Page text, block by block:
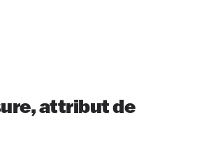
attribut de